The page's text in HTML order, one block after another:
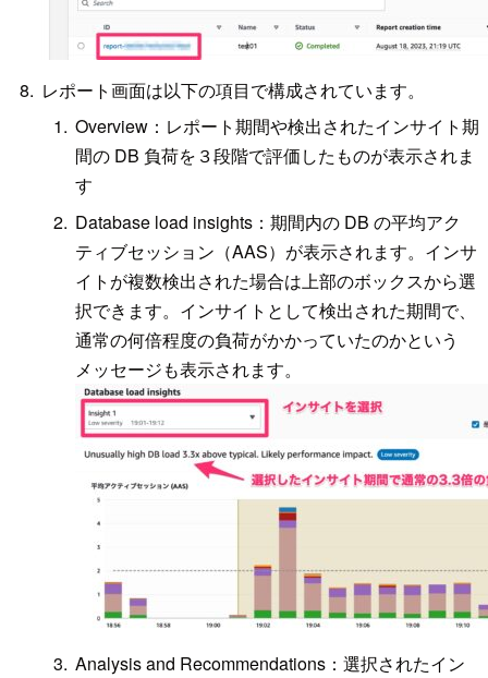
レポート画面は以下の項目で構成されています。
Overview：レポート期間や検出されたインサイト期
間の DB 負荷を３段階で評価したものが表示されま
す
Database load insights：期間内の DB の平均アク
ティブセッション（AAS）が表示されます。インサ
イトが複数検出された場合は上部のボックスから選
択できます。インサイトとして検出された期間で、
通常の何倍程度の負荷がかかっていたのかという
メッセージも表示されます。
Analysis and Recommendations：選択されたイン